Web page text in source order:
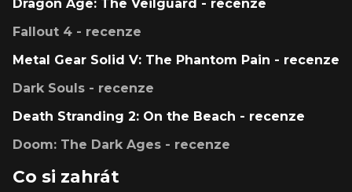
Dragon Age: The Veilguard - recenze
Fallout 4 - recenze
Metal Gear Solid V: The Phantom Pain - recenze
Dark Souls - recenze
Death Stranding 2: On the Beach - recenze
Doom: The Dark Ages - recenze
Co si zahrát